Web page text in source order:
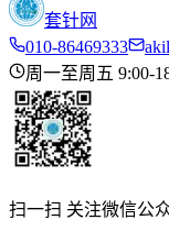
套针网
010-86469333
周一至周五 9:00-
扫一扫 关注微信公